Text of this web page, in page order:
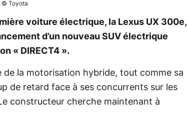
© Toyota
voiture électrique, la Lexus UX 300e,
d’un nouveau SUV électrique
« DIRECT4 ».
de la motorisation hybride, tout comme sa
de retard face à ses concurrents sur les
constructeur cherche maintenant à